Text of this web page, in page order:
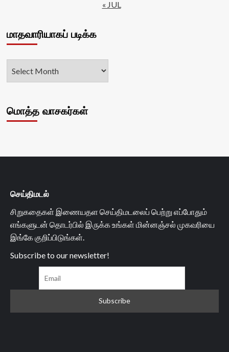
« JUL
மாதவாரியாகப் படிக்க
மொத்த வாசகர்கள்
செய்திமடல்
சிறுகதைகள் இணையதள செய்திமடலைப் பெற்று எப்போதும்
எங்களுடன் தொடர்பில் இருக்க உங்கள் மின்னஞ்சல் முகவரியை
இங்கே குறிப்பிடுங்கள்.
Subscribe to our newsletter!